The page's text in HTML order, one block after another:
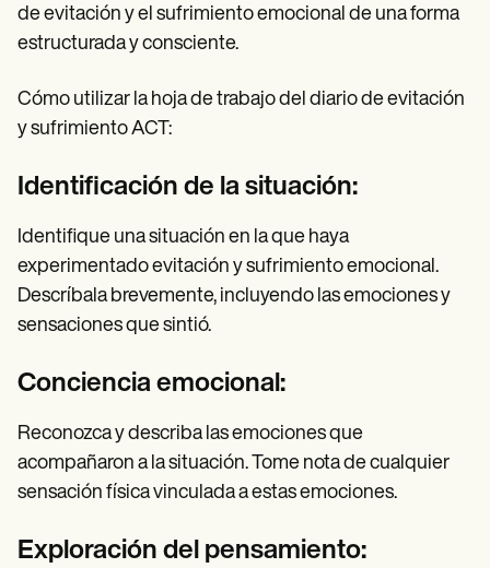
de evitación y el sufrimiento emocional de una forma
estructurada y consciente.
Cómo utilizar la hoja de trabajo del diario de evitación
y sufrimiento ACT:
Identificación de la situación:
Identifique una situación en la que haya
experimentado evitación y sufrimiento emocional.
Descríbala brevemente, incluyendo las emociones y
sensaciones que sintió.
Conciencia emocional:
Reconozca y describa las emociones que
acompañaron a la situación. Tome nota de cualquier
sensación física vinculada a estas emociones.
Exploración del pensamiento: